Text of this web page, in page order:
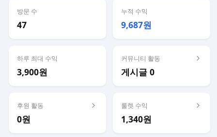
방문 수
47
누적 수익
9,687원
하루 최대 수익
3,900원
커뮤니티 활동
게시글 0
후원 활동
0원
룰렛 수익
1,340원